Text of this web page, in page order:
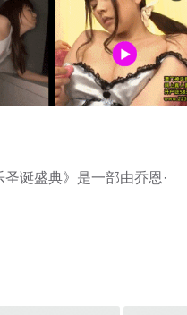
诞盛典》是一部由乔恩·
相关信息可移步至豆瓣